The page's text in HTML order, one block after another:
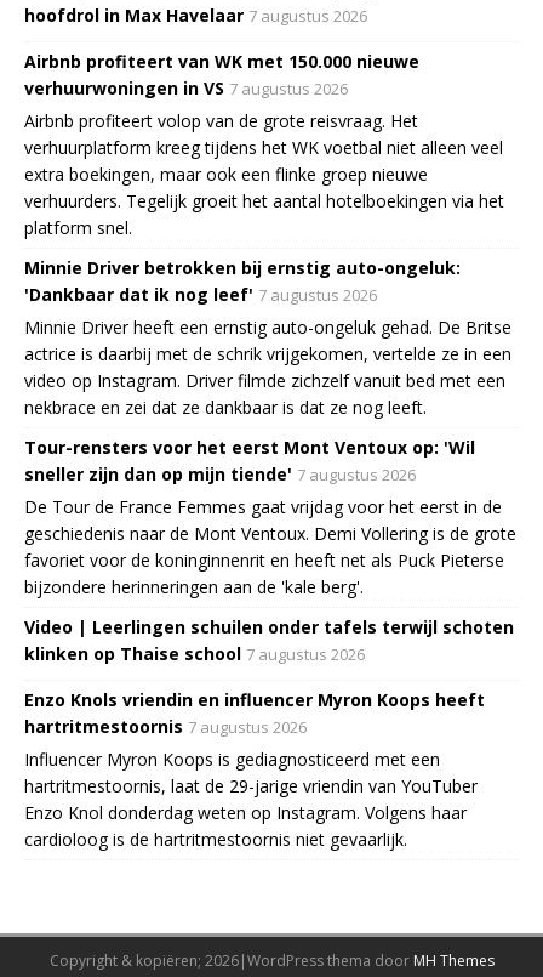
hoofdrol in Max Havelaar 7 augustus 2026
Airbnb profiteert van WK met 150.000 nieuwe
verhuurwoningen in VS 7 augustus 2026
Airbnb profiteert volop van de grote reisvraag. Het
verhuurplatform kreeg tijdens het WK voetbal niet alleen veel
extra boekingen, maar ook een flinke groep nieuwe
verhuurders. Tegelijk groeit het aantal hotelboekingen via het
platform snel.
Minnie Driver betrokken bij ernstig auto-ongeluk:
'Dankbaar dat ik nog leef' 7 augustus 2026
Minnie Driver heeft een ernstig auto-ongeluk gehad. De Britse
actrice is daarbij met de schrik vrijgekomen, vertelde ze in een
video op Instagram. Driver filmde zichzelf vanuit bed met een
nekbrace en zei dat ze dankbaar is dat ze nog leeft.
Tour-rensters voor het eerst Mont Ventoux op: 'Wil
sneller zijn dan op mijn tiende' 7 augustus 2026
De Tour de France Femmes gaat vrijdag voor het eerst in de
geschiedenis naar de Mont Ventoux. Demi Vollering is de grote
favoriet voor de koninginnenrit en heeft net als Puck Pieterse
bijzondere herinneringen aan de 'kale berg'.
Video | Leerlingen schuilen onder tafels terwijl schoten
klinken op Thaise school 7 augustus 2026
Enzo Knols vriendin en influencer Myron Koops heeft
hartritmestoornis 7 augustus 2026
Influencer Myron Koops is gediagnosticeerd met een
hartritmestoornis, laat de 29-jarige vriendin van YouTuber
Enzo Knol donderdag weten op Instagram. Volgens haar
cardioloog is de hartritmestoornis niet gevaarlijk.
Copyright & kopiëren; 2026|WordPress thema door MH Themes